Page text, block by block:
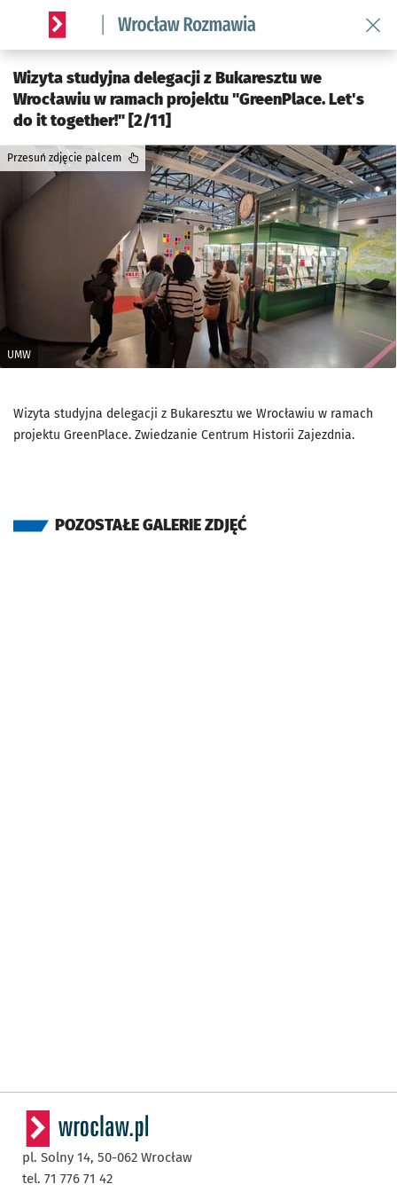
Serwis informacyjny wroclaw.pl podserwis: Rozmawia
Wizyta studyjna delegacji z Bukaresztu we
Wrocławiu w ramach projektu "GreenPlace. Let's
do it together!" [2/11]
UMW
Przesuń zdjęcie palcem
Wizyta studyjna delegacji z Bukaresztu we Wrocławiu w ramach
projektu GreenPlace. Zwiedzanie Centrum Historii Zajezdnia.
POZOSTAŁE GALERIE ZDJĘĆ
pl. Solny 14, 50-062 Wrocław
tel. 71 776 71 42